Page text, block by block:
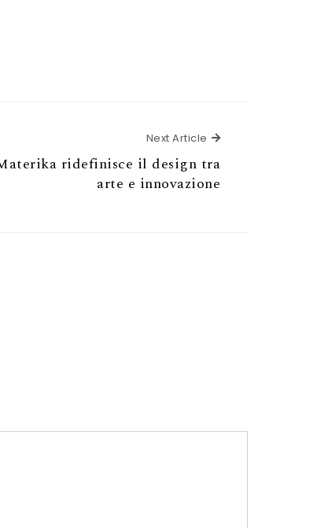
Next Article Next Article
ridefinisce il design tra
arte e innovazione